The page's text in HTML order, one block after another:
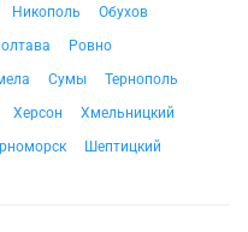
Никополь
Обухов
Ровно
Сумы
Тернополь
Херсон
Хмельницкий
Шептицкий